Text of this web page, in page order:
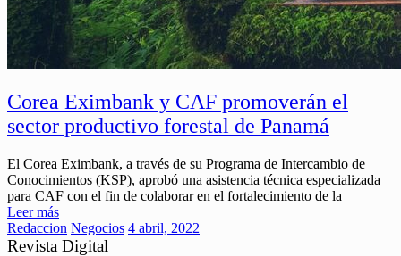
Corea Eximbank y CAF promoverán el
sector productivo forestal de Panamá
El Corea Eximbank, a través de su Programa de Intercambio de
Conocimientos (KSP), aprobó una asistencia técnica especializada
para CAF con el fin de colaborar en el fortalecimiento de la
Leer más
Redaccion Negocios 4 abril, 2022
Revista Digital